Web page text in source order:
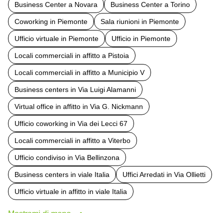
Business Center a Novara Business Center a Torino
Coworking in Piemonte Sala riunioni in Piemonte
Ufficio virtuale in Piemonte Ufficio in Piemonte
Locali commerciali in affitto a Pistoia
Locali commerciali in affitto a Municipio V
Business centers in Via Luigi Alamanni
Virtual office in affitto in Via G. Nickmann
Ufficio coworking in Via dei Lecci 67
Locali commerciali in affitto a Viterbo
Ufficio condiviso in Via Bellinzona
Business centers in viale Italia Uffici Arredati in Via Ollietti
Ufficio virtuale in affitto in viale Italia